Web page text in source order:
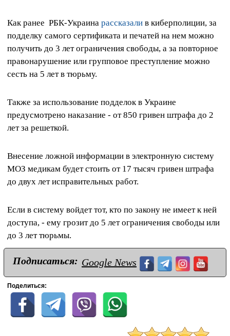
Как ранее РБК-Украина рассказали в киберполиции, за
подделку самого сертификата и печатей на нем можно
получить до 3 лет ограничения свободы, а за повторное
правонарушение или групповое преступление можно
сесть на 5 лет в тюрьму.
Также за использование подделок в Украине
предусмотрено наказание - от 850 гривен штрафа до 2
лет за решеткой.
Внесение ложной информации в электронную систему
МОЗ медикам будет стоить от 17 тысяч гривен штрафа
до двух лет исправительных работ.
Если в систему войдет тот, кто по закону не имеет к ней
доступа, - ему грозит до 5 лет ограничения свободы или
до 3 лет тюрьмы.
Подписаться: Google News
Поделиться: